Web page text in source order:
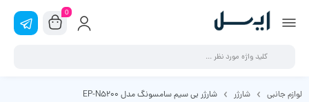
0
لوازم جانبی شارژر شارژر بی سیم سامسونگ مدل EP-N5200